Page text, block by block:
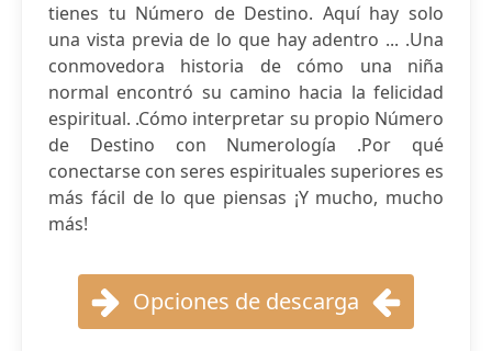
tienes tu Número de Destino. Aquí hay solo
una vista previa de lo que hay adentro ... .Una
conmovedora historia de cómo una niña
normal encontró su camino hacia la felicidad
espiritual. .Cómo interpretar su propio Número
de Destino con Numerología .Por qué
conectarse con seres espirituales superiores es
más fácil de lo que piensas ¡Y mucho, mucho
más!
Opciones de descarga